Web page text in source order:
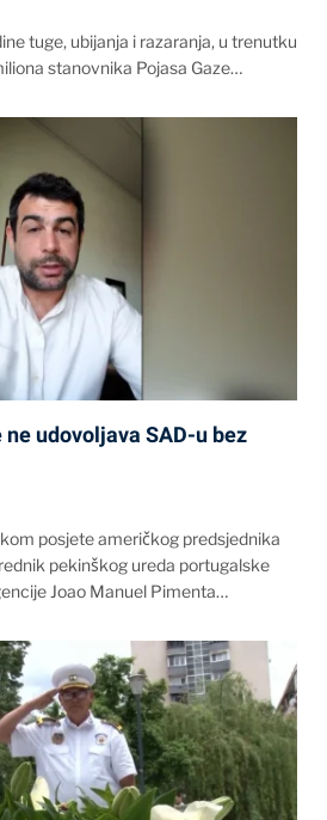
tuge, ubijanja i razaranja, u trenutku
stanovnika Pojasa Gaze…
udovoljava SAD-u bez
posjete američkog predsjednika
pekinškog ureda portugalske
Joao Manuel Pimenta…